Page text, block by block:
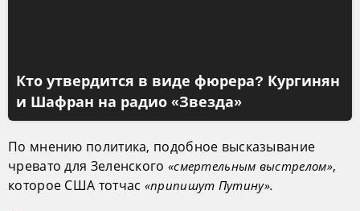
Кто утвердится в виде фюрера? Кургинян
и Шафран на радио «Звезда»
По мнению политика, подобное высказывание
чревато для Зеленского «смертельным выстрелом»,
которое США тотчас «припишут Путину».